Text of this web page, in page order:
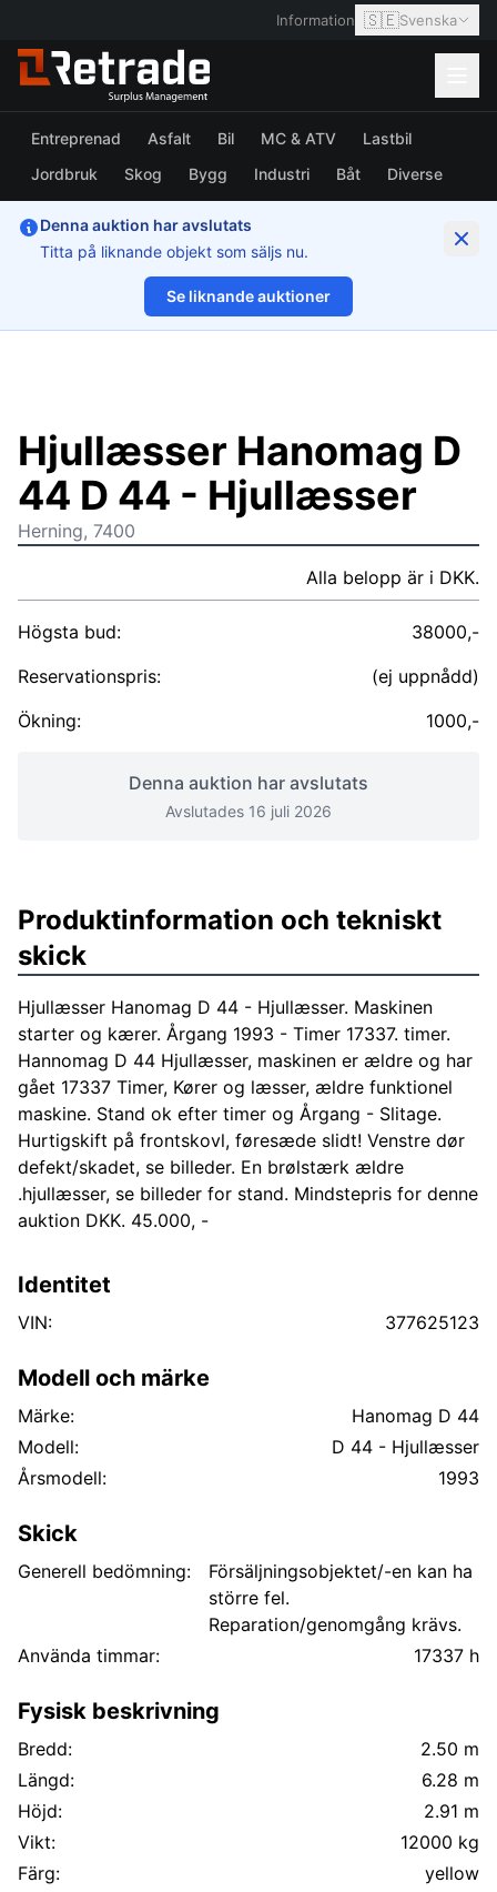
Information 🇸🇪Svenska
Entreprenad Asfalt Bil MC & ATV
Lastbil
Jordbruk
Skog Bygg Industri Båt Diverse
Denna auktion har avslutats
Titta på liknande objekt som säljs nu.
Se liknande auktioner
1/56
Hjullæsser Hanomag D
44 D 44 - Hjullæsser
Herning, 7400
Alla belopp är i DKK.
Högsta bud:
38000,-
Reservationspris:
(ej uppnådd)
Ökning:
1000,-
Denna auktion har avslutats
Avslutades 16 juli 2026
Produktinformation och tekniskt
skick
Hjullæsser Hanomag D 44 - Hjullæsser. Maskinen
starter og kærer. Årgang 1993 - Timer 17337. timer.
Hannomag D 44 Hjullæsser, maskinen er ældre og har
gået 17337 Timer, Kører og læsser, ældre funktionel
maskine. Stand ok efter timer og Årgang - Slitage.
Hurtigskift på frontskovl, føresæde slidt! Venstre dør
defekt/skadet, se billeder. En brølstærk ældre
.hjullæsser, se billeder for stand. Mindstepris for denne
auktion DKK. 45.000, -
Identitet
VIN: 377625123
Modell och märke
Märke:
Hanomag D 44
Modell:
D 44 - Hjullæsser
Årsmodell:
1993
Skick
Generell bedömning:
Försäljningsobjektet/-en kan ha
större fel.
Reparation/genomgång krävs.
Använda timmar:
17337 h
Fysisk beskrivning
Bredd:
2.50 m
Längd:
6.28 m
Höjd:
2.91 m
Vikt:
12000 kg
Färg:
yellow